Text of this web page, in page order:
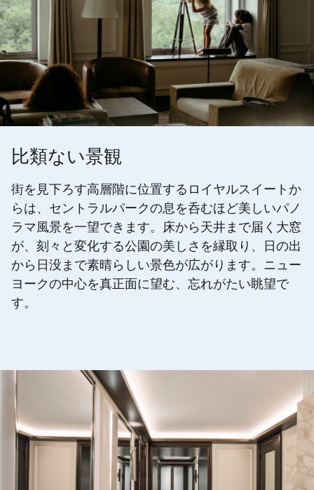
比類ない景観
街を見下ろす高層階に位置するロイヤルスイートか
らは、セントラルパークの息を呑むほど美しいパノ
ラマ風景を一望できます。床から天井まで届く大窓
が、刻々と変化する公園の美しさを縁取り、日の出
から日没まで素晴らしい景色が広がります。ニュー
ヨークの中心を真正面に望む、忘れがたい眺望で
す。